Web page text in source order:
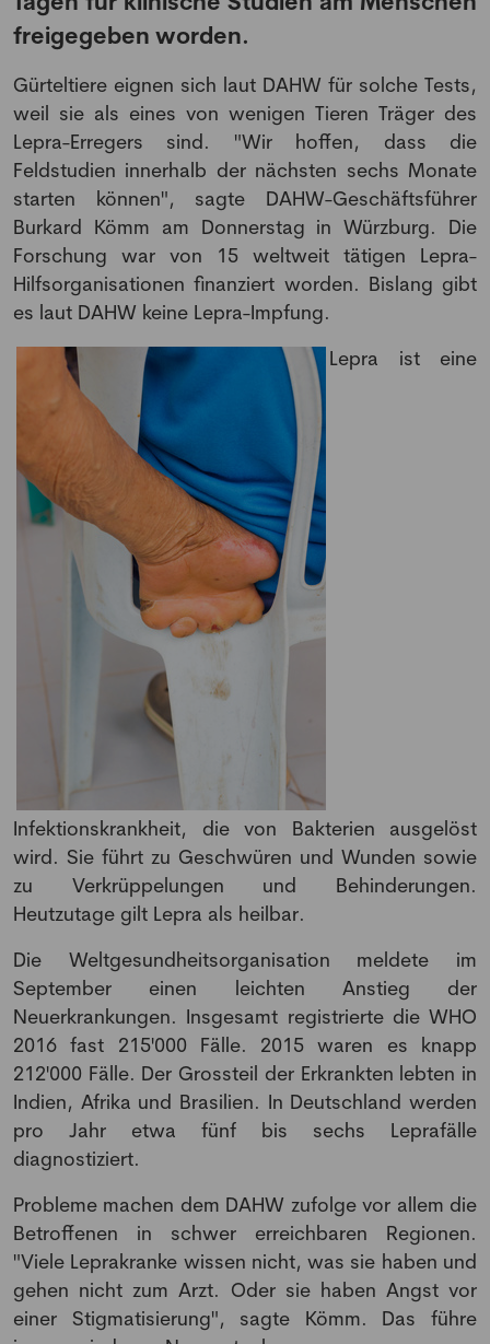
freigegeben worden.
Gürteltiere eignen sich laut DAHW für solche Tests,
weil sie als eines von wenigen Tieren Träger des
Lepra-Erregers sind. "Wir hoffen, dass die
Feldstudien innerhalb der nächsten sechs Monate
starten können", sagte DAHW-Geschäftsführer
Burkard Kömm am Donnerstag in Würzburg. Die
Forschung war von 15 weltweit tätigen Lepra-
Hilfsorganisationen finanziert worden. Bislang gibt
es laut DAHW keine Lepra-Impfung.
Lepra ist eine
Infektionskrankheit, die von Bakterien ausgelöst
wird. Sie führt zu Geschwüren und Wunden sowie
zu Verkrüppelungen und Behinderungen.
Heutzutage gilt Lepra als heilbar.
Die Weltgesundheitsorganisation meldete im
September einen leichten Anstieg der
Neuerkrankungen. Insgesamt registrierte die WHO
2016 fast 215'000 Fälle. 2015 waren es knapp
212'000 Fälle. Der Grossteil der Erkrankten lebten in
Indien, Afrika und Brasilien. In Deutschland werden
pro Jahr etwa fünf bis sechs Leprafälle
diagnostiziert.
Probleme machen dem DAHW zufolge vor allem die
Betroffenen in schwer erreichbaren Regionen.
"Viele Leprakranke wissen nicht, was sie haben und
gehen nicht zum Arzt. Oder sie haben Angst vor
einer Stigmatisierung", sagte Kömm. Das führe
NEWSLETTER